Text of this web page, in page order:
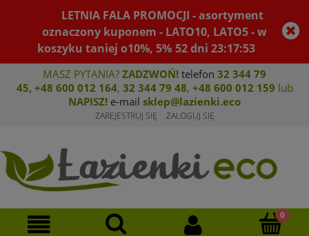
LETNIA FALA PROMOCJI - asortyment
oznaczony kuponem - LATO10, LATO5 - w
koszyku taniej o10%, 5% 52dni23:17:53
MASZ PYTANIA? ZADZWOŃ! telefon 32 344 79
45, +48 600 012 164, 32 344 79 48, +48 600 012 159 lub
NAPISZ! e-mail sklep@lazienki.eco
ZAREJESTRUJ SIĘ ZALOGUJ SIĘ